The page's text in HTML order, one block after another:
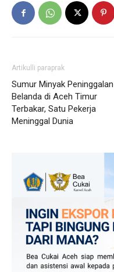
Artikulli paraprak
Sumur Minyak Peninggalan
Belanda di Aceh Timur
Terbakar, Satu Pekerja
Meninggal Dunia